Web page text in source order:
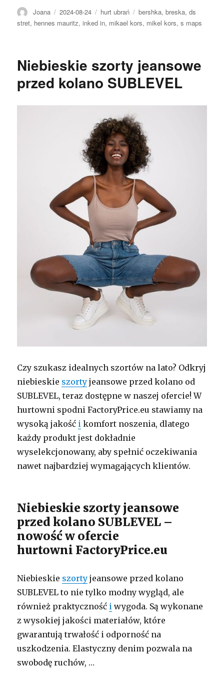
Autor
Joana Opublikowano
2024-08-24 Kategorie
hurt ubrań Tagi
bershka,breska,ds
stret, hennes mauritz,inked in, mikael kors, mikel kors,s maps
Niebieskie szorty jeansowe
przed kolano SUBLEVEL
Czy szukasz idealnych szortów na lato? Odkryj
niebieskie szorty jeansowe przed kolano od
SUBLEVEL, teraz dostępne w naszej ofercie! W
hurtowni spodni FactoryPrice.eu stawiamy na
wysoką jakość i komfort noszenia, dlatego
każdy produkt jest dokładnie
wyselekcjonowany, aby spełnić oczekiwania
nawet najbardziej wymagających klientów.
Niebieskie szorty jeansowe
przed kolano SUBLEVEL –
nowość w ofercie
hurtowni FactoryPrice.eu
Niebieskie szorty jeansowe przed kolano
SUBLEVEL to nie tylko modny wygląd, ale
również praktyczność i wygoda. Są wykonane
z wysokiej jakości materiałów, które
gwarantują trwałość i odporność na
uszkodzenia. Elastyczny denim pozwala na
swobodę ruchów, …